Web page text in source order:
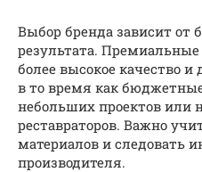
Выбор бренда зависит от
результата.
более высокое качество
в то время как
небольших проектов или
реставраторов. Важно
материалов и следовать
производителя.